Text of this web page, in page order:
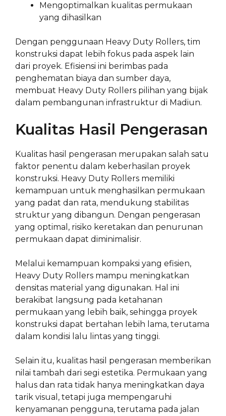
Mengoptimalkan kualitas permukaan
yang dihasilkan
Dengan penggunaan Heavy Duty Rollers, tim
konstruksi dapat lebih fokus pada aspek lain
dari proyek. Efisiensi ini berimbas pada
penghematan biaya dan sumber daya,
membuat Heavy Duty Rollers pilihan yang bijak
dalam pembangunan infrastruktur di Madiun.
Kualitas Hasil Pengerasan
Kualitas hasil pengerasan merupakan salah satu
faktor penentu dalam keberhasilan proyek
konstruksi. Heavy Duty Rollers memiliki
kemampuan untuk menghasilkan permukaan
yang padat dan rata, mendukung stabilitas
struktur yang dibangun. Dengan pengerasan
yang optimal, risiko keretakan dan penurunan
permukaan dapat diminimalisir.
Melalui kemampuan kompaksi yang efisien,
Heavy Duty Rollers mampu meningkatkan
densitas material yang digunakan. Hal ini
berakibat langsung pada ketahanan
permukaan yang lebih baik, sehingga proyek
konstruksi dapat bertahan lebih lama, terutama
dalam kondisi lalu lintas yang tinggi.
Selain itu, kualitas hasil pengerasan memberikan
nilai tambah dari segi estetika. Permukaan yang
halus dan rata tidak hanya meningkatkan daya
tarik visual, tetapi juga mempengaruhi
kenyamanan pengguna, terutama pada jalan